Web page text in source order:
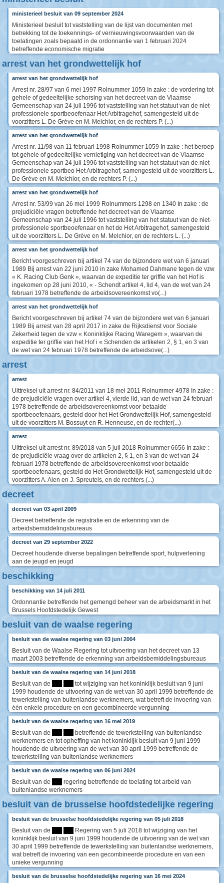
ministerieel besluit van 09 september 2024
Ministerieel besluit tot vaststelling van de lijst van documenten met
betrekking tot de toekennings- of vernieuwingsvoorwaarden van de
toelatingen zoals bepaald in de ordonnantie van 1 februari 2024
betreffende economische migratie
arrest van het grondwettelijk hof
arrest van het grondwettelijk hof
Arrest nr. 28/97 van 6 mei 1997 Rolnummer 1059 In zake : de vordering tot
gehele of gedeeltelijke schorsing van het decreet van de Vlaamse
Gemeenschap van 24 juli 1996 tot vaststelling van het statuut van de niet-
professionele sportbeoefenaar Het Arbitragehof, samengesteld uit de
voorzitters L. De Gréve en M. Melchior, en de rechters P. (...)
arrest van het grondwettelijk hof
Arrest nr. 11/98 van 11 februari 1998 Rolnummer 1059 In zake : het beroep
tot gehele of gedeeltelijke vernietiging van het decreet van de Vlaamse
Gemeenschap van 24 juli 1996 tot vaststelling van het statuut van de niet-
professionele sportbeo Het Arbitragehof, samengesteld uit de voorzitters L.
De Grève en M. Melchior, en de rechters P. (...)
arrest van het grondwettelijk hof
Arrest nr. 53/99 van 26 mei 1999 Rolnummers 1298 en 1340 In zake : de
prejudiciële vragen betreffende het decreet van de Vlaamse
Gemeenschap van 24 juli 1996 tot vaststelling van het statuut van de niet-
professionele sportbeoefenaar en het de Het Arbitragehof, samengesteld
uit de voorzitters L. De Grève en M. Melchior, en de rechters L. (...)
arrest van het grondwettelijk hof
Bericht voorgeschreven bij artikel 74 van de bijzondere wet van 6 januari
1989 Bij arrest van 22 juni 2010 in zake Mohamed Dahmane tegen de vzw
« K. Racing Club Genk », waarvan de expeditie ter griffie van het Hof is
ingekomen op 28 juni 2010, « - Schendt artikel 4, lid 4, van de wet van 24
februari 1978 betreffende de arbeidsovereenkomst vo(...)
arrest van het grondwettelijk hof
Bericht voorgeschreven bij artikel 74 van de bijzondere wet van 6 januari
1989 Bij arrest van 28 april 2017 in zake de Rijksdienst voor Sociale
Zekerheid tegen de vzw « Koninklijke Racing Waregem », waarvan de
expeditie ter griffie van het Hof i « Schenden de artikelen 2, § 1, en 3 van
de wet van 24 februari 1978 betreffende de arbeidsove(...)
arrest
arrest
Uittreksel uit arrest nr. 84/2011 van 18 mei 2011 Rolnummer 4978 In zake :
de prejudiciële vragen over artikel 4, vierde lid, van de wet van 24 februari
1978 betreffende de arbeidsovereenkomst voor betaalde
sportbeoefenaars, gesteld door het Het Grondwettelijk Hof, samengesteld
uit de voorzitters M. Bossuyt en R. Henneuse, en de rechter(...)
arrest
Uittreksel uit arrest nr. 89/2018 van 5 juli 2018 Rolnummer 6656 In zake :
de prejudiciële vraag over de artikelen 2, § 1, en 3 van de wet van 24
februari 1978 betreffende de arbeidsovereenkomst voor betaalde
sportbeoefenaars, gesteld do Het Grondwettelijk Hof, samengesteld uit de
voorzitters A. Alen en J. Spreutels, en de rechters (...)
decreet
decreet van 03 april 2009
Decreet betreffende de registratie en de erkenning van de
arbeidsbemiddelingsbureaus
decreet van 29 september 2022
Decreet houdende diverse bepalingen betreffende sport, hulpverlening
aan de jeugd en jeugd
beschikking
beschikking van 14 juli 2011
Ordonnantie betreffende het gemengd beheer van de arbeidsmarkt in het
Brussels Hoofdstedelijk Gewest
besluit van de waalse regering
besluit van de waalse regering van 03 juni 2004
Besluit van de Waalse Regering tot uitvoering van het decreet van 13
maart 2003 betreffende de erkenning van arbeidsbemiddelingsbureaus
besluit van de waalse regering van 14 juni 2018
Besluit van de
tot wijziging van het koninklijk besluit van 9 juni
1999 houdende de uitvoering van de wet van 30 april 1999 betreffende de
tewerkstelling van buitenlandse werknemers, wat betreft de invoering van
één enkele procedure en een gecombineerde vergunning
besluit van de waalse regering van 16 mei 2019
Besluit van de
betreffende de tewerkstelling van buitenlandse
werknemers en tot opheffing van het koninklijk besluit van 9 juni 1999
houdende de uitvoering van de wet van 30 april 1999 betreffende de
tewerkstelling van buitenlandse werknemers
besluit van de waalse regering van 06 juni 2024
Besluit van de
regering betreffende de toelating tot arbeid van
buitenlandse werknemers
besluit van de brusselse hoofdstedelijke regering
besluit van de brusselse hoofdstedelijke regering van 05 juli 2018
Besluit van de
Regering van 5 juli 2018 tot wijziging van het
koninklijk besluit van 9 juni 1999 houdende de uitvoering van de wet van
30 april 1999 betreffende de tewerkstelling van buitenlandse werknemers,
wat betreft de invoering van een gecombineerde procedure en van een
unieke vergunning
besluit van de brusselse hoofdstedelijke regering van 16 mei 2024